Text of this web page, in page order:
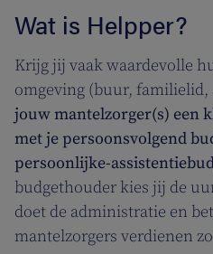
Wat is Helpper?
Krijg jij vaak waardevolle
omgeving (buur, familielid,
jouw mantelzorger(s) een
met je persoonsvolgend
persoonlijke-
budgethouder kies jij de
doet de administratie en
mantelzorgers verdienen